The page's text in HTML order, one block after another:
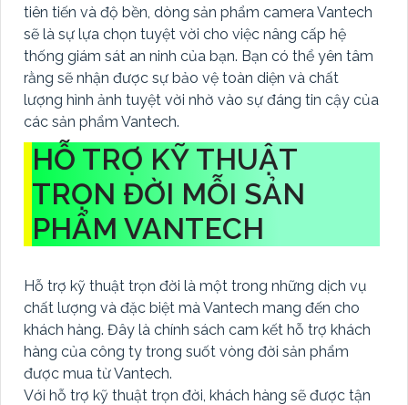
tiên tiến và độ bền, dòng sản phẩm camera Vantech
sẽ là sự lựa chọn tuyệt vời cho việc nâng cấp hệ
thống giám sát an ninh của bạn. Bạn có thể yên tâm
rằng sẽ nhận được sự bảo vệ toàn diện và chất
lượng hình ảnh tuyệt vời nhờ vào sự đáng tin cậy của
các sản phẩm Vantech.
HỖ TRỢ KỸ THUẬT
TRỌN ĐỜI MỖI SẢN
PHẨM VANTECH
Hỗ trợ kỹ thuật trọn đời là một trong những dịch vụ
chất lượng và đặc biệt mà Vantech mang đến cho
khách hàng. Đây là chính sách cam kết hỗ trợ khách
hàng của công ty trong suốt vòng đời sản phẩm
được mua từ Vantech.
Với hỗ trợ kỹ thuật trọn đời, khách hàng sẽ được tận